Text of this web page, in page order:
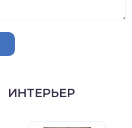
ИНТЕРЬЕР